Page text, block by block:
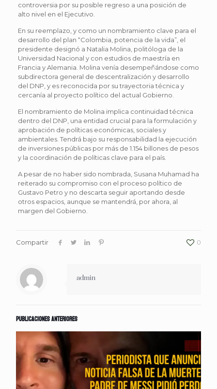
controversia por su posible regreso a una posición de
alto nivel en el Ejecutivo.
En su reemplazo, y como un nombramiento clave para el
desarrollo del plan “Colombia, potencia de la vida”, el
presidente designó a Natalia Molina, politóloga de la
Universidad Nacional y con estudios de maestría en
Francia y Alemania. Molina venía desempeñándose como
subdirectora general de descentralización y desarrollo
del DNP, y es reconocida por su trayectoria técnica y
cercanía al proyecto político del actual Gobierno.
El nombramiento de Molina implica continuidad técnica
dentro del DNP, una entidad crucial para la formulación y
aprobación de políticas económicas, sociales y
ambientales. Tendrá bajo su responsabilidad la ejecución
de inversiones públicas por más de 1.154 billones de pesos
y la coordinación de políticas clave para el país.
A pesar de no haber sido nombrada, Susana Muhamad ha
reiterado su compromiso con el proceso político de
Gustavo Petro y no descarta seguir aportando desde
otros espacios, aunque se mantendrá, por ahora, al
margen del Gobierno.
Compartir 0
admin
Publicaciones anteriores